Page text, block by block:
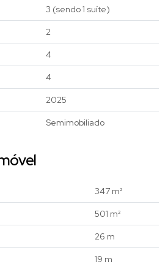
3 (sendo 1 suíte)
2
4
4
2025
Semimobiliado
347 m²
501 m²
26 m
19 m